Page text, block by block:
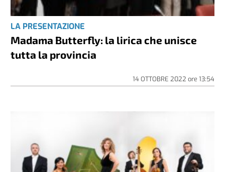
LA PRESENTAZIONE
Madama Butterfly: la lirica che unisce
tutta la provincia
14 OTTOBRE 2022 ore 13:54